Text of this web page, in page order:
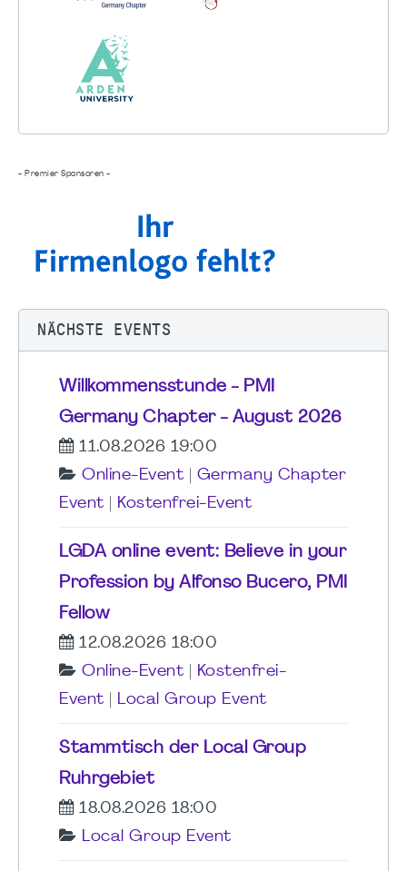
- Premier Sponsoren -
NÄCHSTE EVENTS
Willkommensstunde - PMI
Germany Chapter - August 2026
11.08.2026 19:00
Online-Event
Germany Chapter
Event
Kostenfrei-Event
LGDA online event: Believe in your
Profession by Alfonso Bucero, PMI
Fellow
12.08.2026 18:00
Online-Event
Kostenfrei-
Event
Local Group Event
Stammtisch der Local Group
Ruhrgebiet
18.08.2026 18:00
Local Group Event